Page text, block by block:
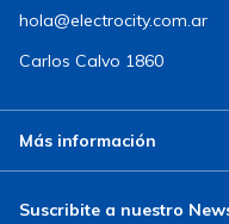
hola@electrocity.com.ar
Carlos Calvo 1860
Más información
Suscribite a nuestro